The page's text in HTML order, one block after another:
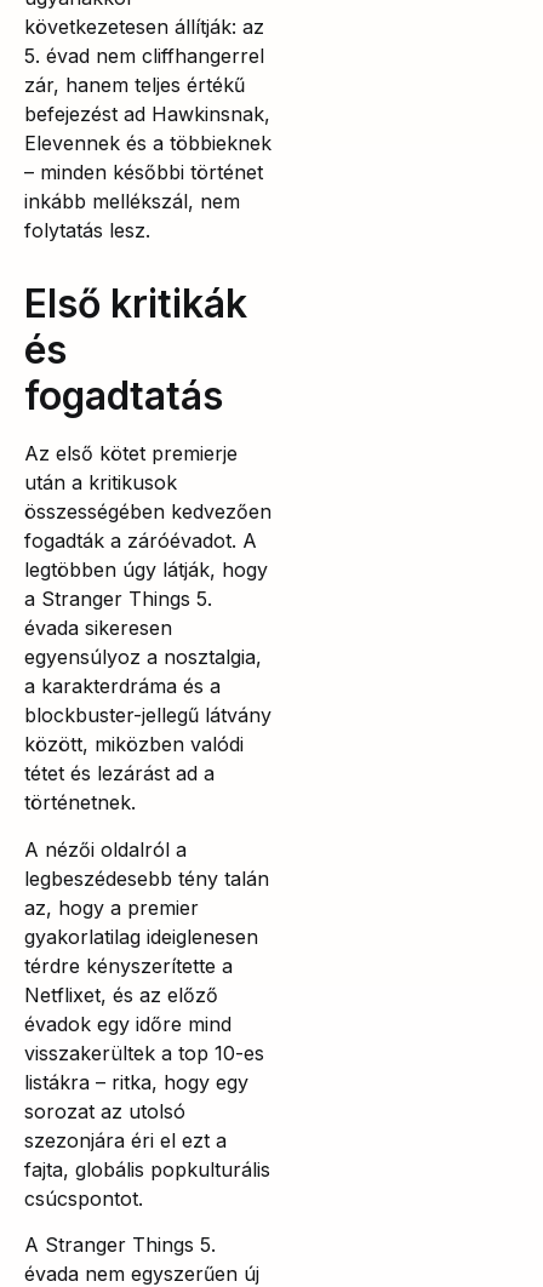
következetesen állítják: az
5. évad nem cliffhangerrel
zár, hanem teljes értékű
befejezést ad Hawkinsnak,
Elevennek és a többieknek
– minden későbbi történet
inkább mellékszál, nem
folytatás lesz.
Első kritikák
és
fogadtatás
Az első kötet premierje
után a kritikusok
összességében kedvezően
fogadták a záróévadot. A
legtöbben úgy látják, hogy
a Stranger Things 5.
évada sikeresen
egyensúlyoz a nosztalgia,
a karakterdráma és a
blockbuster-jellegű látvány
között, miközben valódi
tétet és lezárást ad a
történetnek.
A nézői oldalról a
legbeszédesebb tény talán
az, hogy a premier
gyakorlatilag ideiglenesen
térdre kényszerítette a
Netflixet, és az előző
évadok egy időre mind
visszakerültek a top 10-es
listákra – ritka, hogy egy
sorozat az utolsó
szezonjára éri el ezt a
fajta, globális popkulturális
csúcspontot.
A Stranger Things 5.
évada nem egyszerűen új